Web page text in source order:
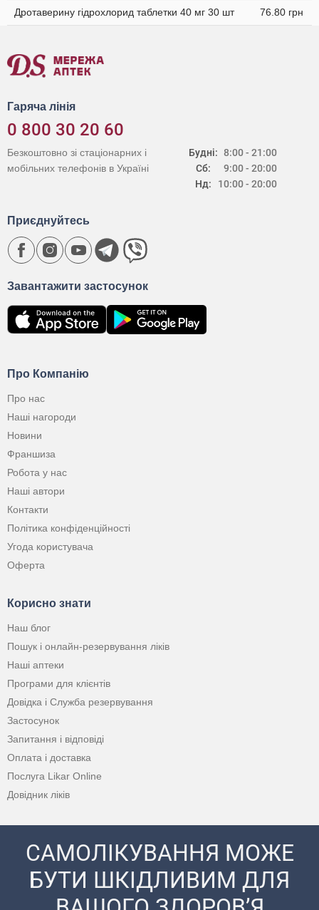
Дротаверину гідрохлорид таблетки 40 мг 30 шт 76.80 грн
Гаряча лінія
0 800 30 20 60
Будні:
Сб:
Нд:
8:00 - 21:00
9:00 - 20:00
10:00 - 20:00
Безкоштовно зі стаціонарних і
мобільних телефонів в Україні
Про Компанію
Про нас
Наші нагороди
Новини
Франшиза
Робота у нас
Наші автори
Контакти
Політика конфіденційності
Угода користувача
Оферта
Корисно знати
Наш блог
Пошук і онлайн-резервування ліків
Наші аптеки
Програми для клієнтів
Довідка і Служба резервування
Застосунок
Запитання і відповіді
Оплата і доставка
Послуга Likar Online
Довідник ліків
Завантажити застосунок
Приєднуйтесь
САМОЛІКУВАННЯ МОЖЕ
БУТИ ШКІДЛИВИМ ДЛЯ